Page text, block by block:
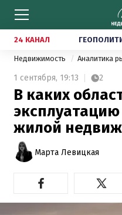
24 КАНАЛ
Недвижимость Аналитика
1 сентября, 19:13 2
В каких
жилой
Марта Левицкая